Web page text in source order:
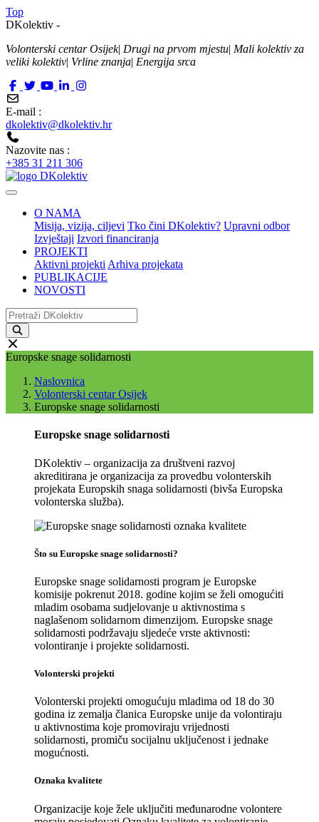
Top
DKolektiv -
Volonterski centar Osijek| Drugi na prvom mjestu| Mali kolektiv za
veliki kolektiv| Vrline znanja| Energija srca
E-mail :
dkolektiv@dkolektiv.hr
Nazovite nas :
+385 31 211 306
O NAMA
Misija, vizija, ciljevi Tko čini DKolektiv? Upravni odbor
Izvještaji Izvori financiranja
PROJEKTI
Aktivni projekti Arhiva projekata
PUBLIKACIJE
NOVOSTI
Europske snage solidarnosti
Naslovnica
Volonterski centar Osijek
Europske snage solidarnosti
Europske snage solidarnosti
DKolektiv – organizacija za društveni razvoj
akreditirana je organizacija za provedbu volonterskih
projekata Europskih snaga solidarnosti (bivša Europska
volonterska služba).
Što su Europske snage solidarnosti?
Europske snage solidarnosti program je Europske
komisije pokrenut 2018. godine kojim se želi omogućiti
mladim osobama sudjelovanje u aktivnostima s
naglašenom solidarnom dimenzijom. Europske snage
solidarnosti podržavaju sljedeće vrste aktivnosti:
volontiranje i projekte solidarnosti.
Volonterski projekti
Volonterski projekti omogućuju mladima od 18 do 30
godina iz zemalja članica Europske unije da volontiraju
u aktivnostima koje promoviraju vrijednosti
solidarnosti, promiču socijalnu uključenost i jednake
mogućnosti.
Oznaka kvalitete
Organizacije koje žele uključiti međunarodne volontere